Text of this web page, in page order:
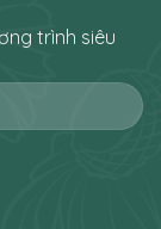
trình siêu